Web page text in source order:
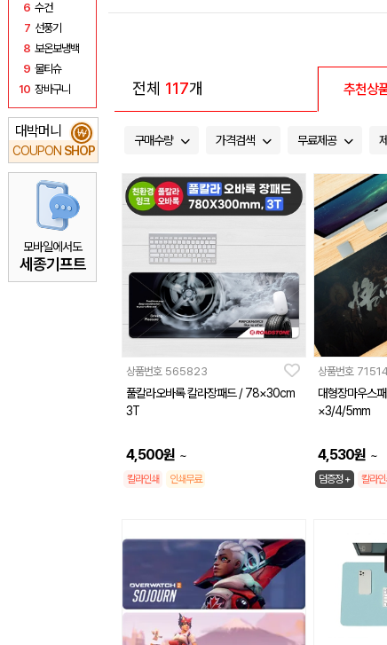
6 수건
7 선풍기
8 보온보냉백
9 물티슈
10 장바구니
대박머니
COUPON SHOP
₩
모바일에서도
세종기프트
전체 117개 추천상
구매수량 가격검색 무료제공
상품번호 565823
풀칼라오바록 칼라장패드 / 78×30cm
3T
4,500원 ~
칼라인쇄 인쇄무료
상품번호
대형장마우스
×3/4/5mm
4,530원 ~
덤증정 + 칼라